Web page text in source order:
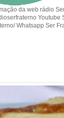
da web rádio
Whatsapp Ser